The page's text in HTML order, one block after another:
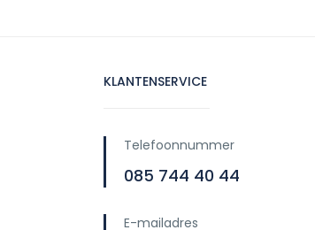
KLANTENSERVICE
Telefoonnummer
085 744 40 44
E-mailadres